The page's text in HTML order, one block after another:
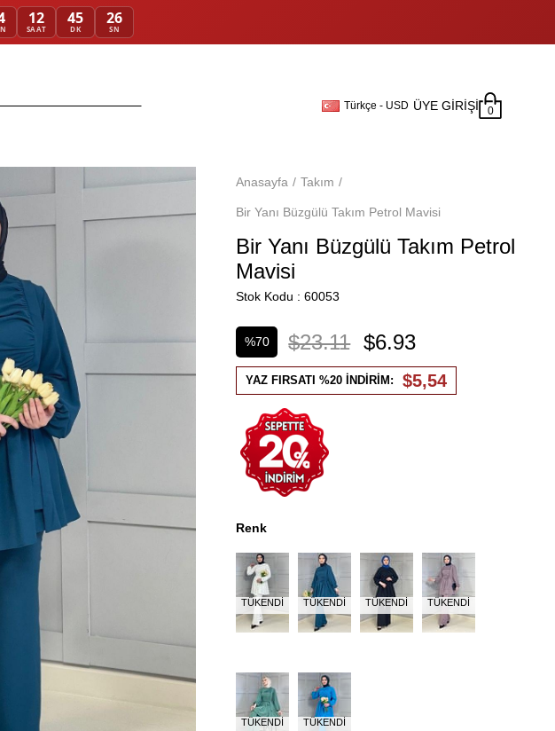
12
SAAT
45
DK
25
SN
Türkçe - USD ÜYE GIRIŞI 0
Anasayfa Takım
Bir Yanı Büzgülü Takım Petrol Mavisi
Bir Yanı Büzgülü Takım Petrol
Mavisi
Stok Kodu 60053
%70
İndirim
$23.11 $6.93
YAZ FIRSATI %20 İNDİRİM: $5,54
Renk
TÜKENDI TÜKENDI TÜKENDI TÜKENDI
TÜKENDI TÜKENDI